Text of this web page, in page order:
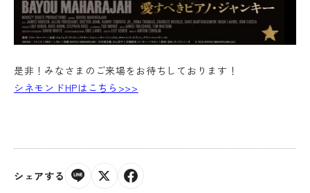
是非！みなさまのご来場をお待ちしております！
シネモンドHPはこちら>>>
シェアする